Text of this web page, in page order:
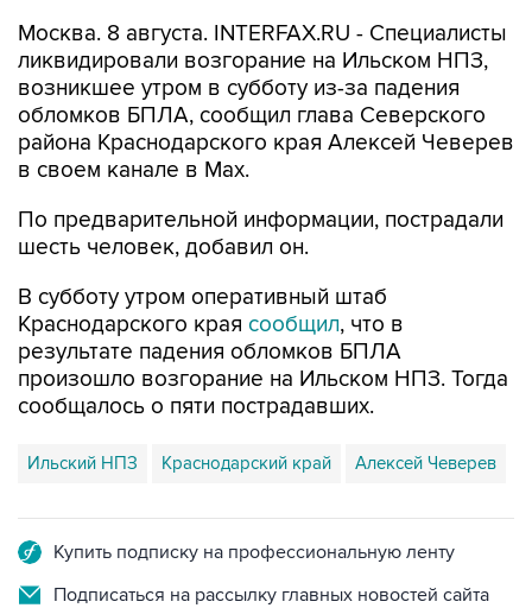
Москва. 8 августа. INTERFAX.RU - Специалисты
ликвидировали возгорание на Ильском НПЗ,
возникшее утром в субботу из-за падения
обломков БПЛА, сообщил глава Северского
района Краснодарского края Алексей Чеверев
в своем канале в Max.
По предварительной информации, пострадали
шесть человек, добавил он.
В субботу утром оперативный штаб
Краснодарского края сообщил, что в
результате падения обломков БПЛА
произошло возгорание на Ильском НПЗ. Тогда
сообщалось о пяти пострадавших.
Ильский НПЗ Краснодарский край Алексей Чеверев
Купить подписку на профессиональную ленту
Подписаться на рассылку главных новостей сайта